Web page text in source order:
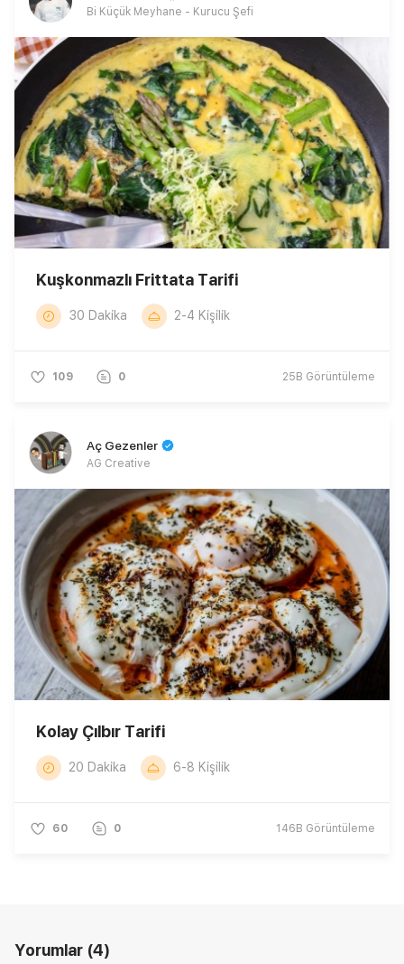
Bi Küçük Meyhane - Kurucu Şefi
Kuşkonmazlı Frittata Tarifi
30 Dakika 2-4 Kişilik
109 0 25B Görüntüleme
Aç Gezenler
AG Creative
Kolay Çılbır Tarifi
20 Dakika 6-8 Kişilik
60 0 146B Görüntüleme
Yorumlar (4)